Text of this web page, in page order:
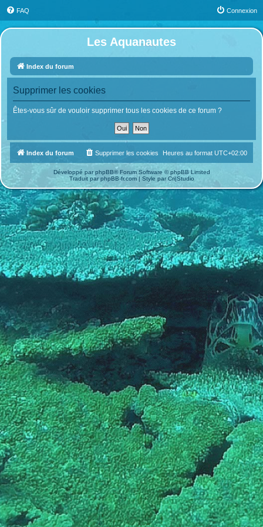
FAQ Connexion
Les Aquanautes
Index du forum
Supprimer les cookies
Êtes-vous sûr de vouloir supprimer tous les cookies de ce forum ?
Index du forum Heures au format UTC+02:00
Supprimer les cookies
Développé parphpBB® Forum Software © phpBB Limited
Traduit parphpBB-fr.com| Style par Cri|Studio